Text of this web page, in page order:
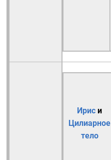
Ирис и
Цилиарное
тело